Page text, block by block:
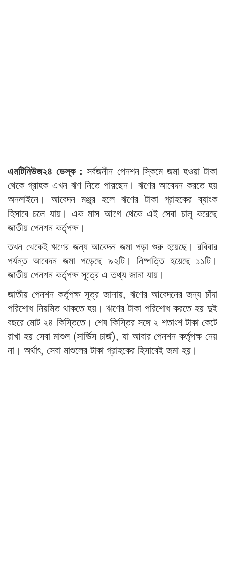
এমটিনিউজ২৪ ডেস্ক : সর্বজনীন পেনশন স্কিমে জমা হওয়া টাকা
থেকে গ্রাহক এখন ঋণ নিতে পারছেন। ঋণের আবেদন করতে হয়
অনলাইনে। আবেদন মঞ্জুর হলে ঋণের টাকা গ্রাহকের ব্যাংক
হিসাবে চলে যায়। এক মাস আগে থেকে এই সেবা চালু করেছে
জাতীয় পেনশন কর্তৃপক্ষ।
তখন থেকেই ঋণের জন্য আবেদন জমা পড়া শুরু হয়েছে। রবিবার
পর্যন্ত আবেদন জমা পড়েছে ৯২টি। নিষ্পত্তি হয়েছে ১১টি।
জাতীয় পেনশন কর্তৃপক্ষ সূত্রে এ তথ্য জানা যায়।
জাতীয় পেনশন কর্তৃপক্ষ সূত্র জানায়, ঋণের আবেদনের জন্য চাঁদা
পরিশোধ নিয়মিত থাকতে হয়। ঋণের টাকা পরিশোধ করতে হয় দুই
বছরে মোট ২৪ কিস্তিতে। শেষ কিস্তির সঙ্গে ২ শতাংশ টাকা কেটে
রাখা হয় সেবা মাশুল (সার্ভিস চার্জ), যা আবার পেনশন কর্তৃপক্ষ নেয়
না। অর্থাৎ, সেবা মাশুলের টাকা গ্রাহকের হিসাবেই জমা হয়।